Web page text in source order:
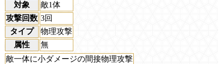
対象
敵1体
攻撃回数 3回
タイプ
物理攻撃
属性
無
敵一体に小ダメージの間接物理攻撃